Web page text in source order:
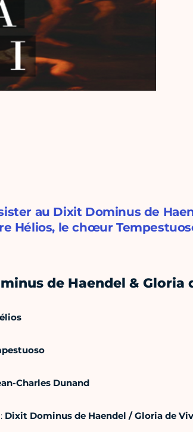
au Dixit Dominus de
Hélios, le chœur
de Haendel & Gloria
Charles Dunand
Dixit Dominus de Haendel / Gloria de